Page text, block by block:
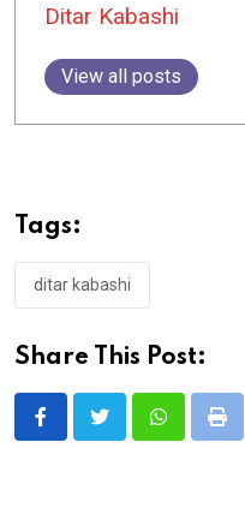
Ditar Kabashi
View all posts
Tags:
ditar kabashi
Share This Post:
WhatsappPrint